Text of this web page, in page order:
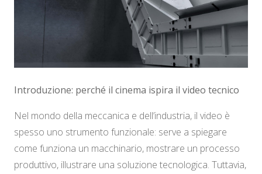
Introduzione: perché il cinema ispira il video tecnico
Nel mondo della meccanica e dell’industria, il video è
spesso uno strumento funzionale: serve a spiegare
come funziona un macchinario, mostrare un processo
produttivo, illustrare una soluzione tecnologica. Tuttavia,